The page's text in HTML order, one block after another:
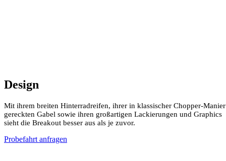
Design
Mit ihrem breiten Hinterradreifen, ihrer in klassischer Chopper-Manier
gereckten Gabel sowie ihren großartigen Lackierungen und Graphics
sieht die Breakout besser aus als je zuvor.
Probefahrt anfragen